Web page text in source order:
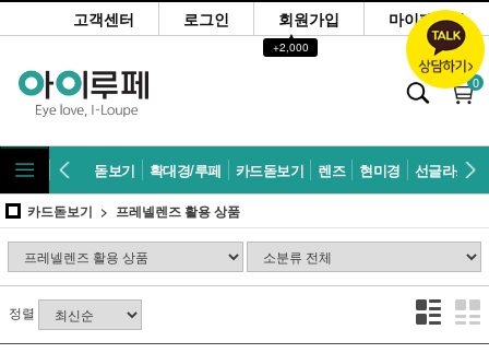
고객센터 로그인 회원가입
▲
+2,000
마이페이지
0
돋보기 확대경/루페 카드돋보기 렌즈 현미경 선글라스
카드돋보기 프레넬렌즈 활용 상품
정렬